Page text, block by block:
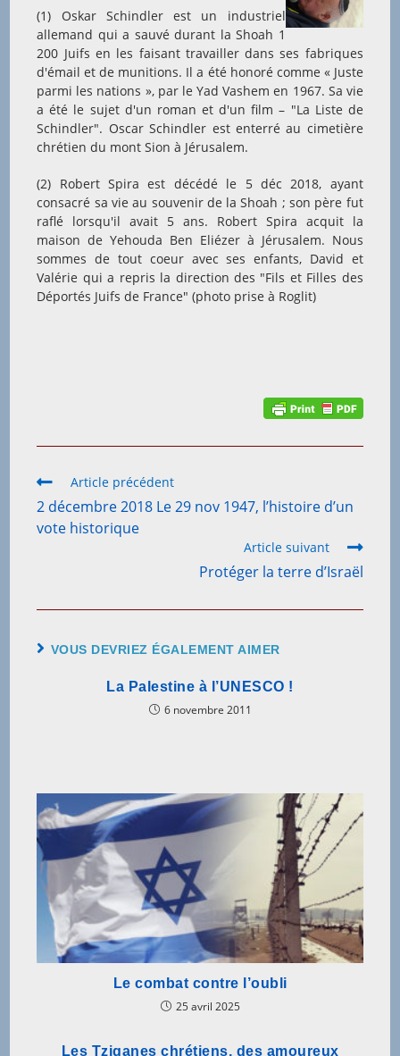
(1) Oskar Schindler est un industriel
allemand qui a sauvé durant la Shoah 1
200 Juifs en les faisant travailler dans ses fabriques
d'émail et de munitions. Il a été honoré comme « Juste
parmi les nations », par le Yad Vashem en 1967. Sa vie
a été le sujet d'un roman et d'un film – "La Liste de
Schindler". Oscar Schindler est enterré au cimetière
chrétien du mont Sion à Jérusalem.
(2) Robert Spira est décédé le 5 déc 2018, ayant
consacré sa vie au souvenir de la Shoah ; son père fut
raflé lorsqu'il avait 5 ans. Robert Spira acquit la
maison de Yehouda Ben Eliézer à Jérusalem. Nous
sommes de tout coeur avec ses enfants, David et
Valérie qui a repris la direction des "Fils et Filles des
Déportés Juifs de France" (photo prise à Roglit)
Read
more
articles
Article précédent
2 décembre 2018 Le 29 nov 1947, l’histoire d’un
vote historique
Article suivant
Protéger la terre d’Israël
VOUS DEVRIEZ ÉGALEMENT AIMER
La Palestine à l’UNESCO !
6 novembre 2011
Le combat contre l’oubli
25 avril 2025
Les Tziganes chrétiens, des amoureux